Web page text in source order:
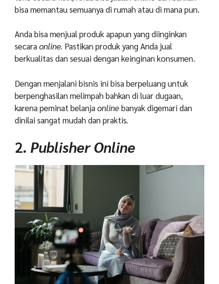
bisa memantau semuanya di rumah atau di mana pun.
Anda bisa menjual produk apapun yang diinginkan
secaraonline. Pastikan produk yang Anda jual
berkualitas dan sesuai dengan keinginan konsumen.
Dengan menjalani bisnis ini bisa berpeluang untuk
berpenghasilan melimpah bahkan di luar dugaan,
karena peminat belanjaonlinebanyak digemari dan
dinilai sangat mudah dan praktis.
2. Publisher Online